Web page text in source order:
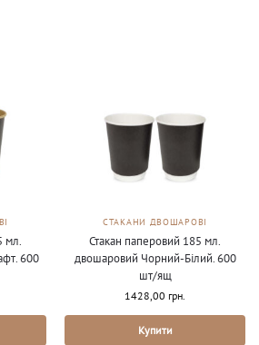
мл.
600
СТАКАНИ ДВОШАРОВІ
Стакан паперовий 185 мл.
двошаровий Чорний-Білий. 600
шт/ящ
1428,00 грн.
Купити